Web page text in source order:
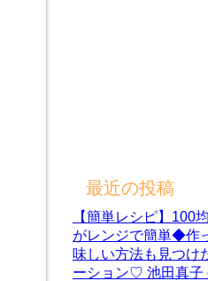
最近の投稿
【簡単レシピ】100
がレンジで簡単◆作
味しい方法も見つけ
ーション♡ 池田真子